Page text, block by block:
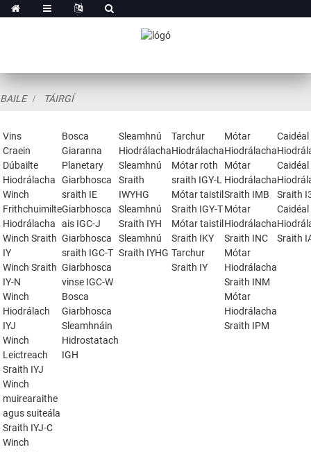
BAILE TÁIRGÍ
Vins
Craein
Dúbailte
Hiodrálacha
Winch
Frithchuimilte
Hiodrálacha
Winch Sraith
IY
Winch Sraith
IY-N
Winch
Hiodrálach
IYJ
Winch
Leictreach
Sraith IYJ
Winch
muirearaithe
agus suiteála
Sraith IYJ-C
Winch
Bosca
Giaranna
Planetary
Giarbhosca
sraith IE
Giarbhosca
ais IGC-J
Giarbhosca
sraith IGC-T
Giarbhosca
vinse IGC-W
Bosca
Giarbhosca
Sleamhnáin
Hidrostatach
IGH
Sleamhnú
Hiodrálacha
Sleamhnú
Sraith
IWYHG
Sleamhnú
Sraith IYH
Sleamhnú
Sraith IYHG
Tarchur
Hiodrálacha
Mótar roth
sraith IGY-L
Mótar taistil
Sraith IGY-T
Mótar taistil
Sraith IKY
Tarchur
Sraith IY
Mótar
Hiodrálacha
Mótar
Hiodrálacha
Sraith IMB
Mótar
Hiodrálacha
Sraith INC
Mótar
Hiodrálacha
Sraith INM
Mótar
Hiodrálacha
Sraith IPM
Caidéal
Caidéal
Sraith
Caidéal
Sraith